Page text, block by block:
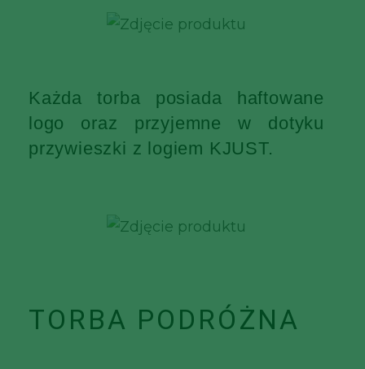
Każda torba posiada haftowane
logo oraz przyjemne w dotyku
przywieszki z logiem KJUST.
TORBA PODRÓŻNA